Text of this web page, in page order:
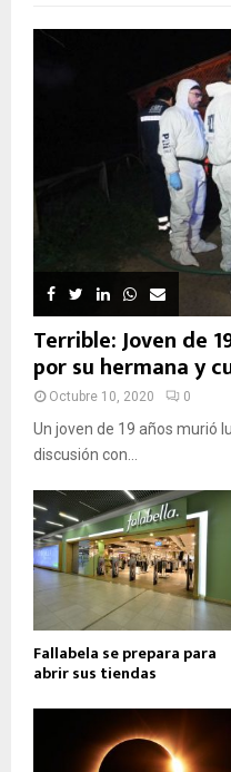
Terrible: Joven de
por su hermana y
Octubre 10, 2020 0
Un joven de 19 años murió
discusión con...
Fallabela se prepara para
abrir sus tiendas